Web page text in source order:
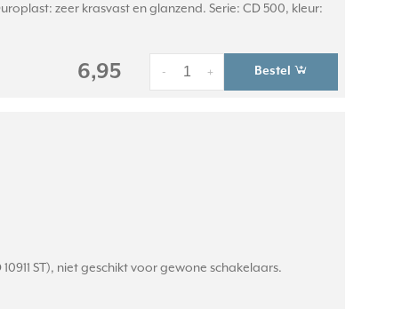
zeer krasvast en glanzend. Serie: CD 500, kleur:
6,95 +
- Bestel
ST), niet geschikt voor gewone schakelaars.